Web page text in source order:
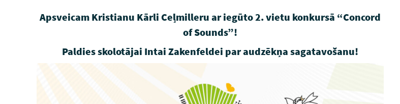
Apsveicam Kristianu Kārli Ceļmilleru ar iegūto 2. vietu konkursā “Concord
of Sounds”!
Paldies skolotājai Intai Zakenfeldei par audzēkņa sagatavošanu!